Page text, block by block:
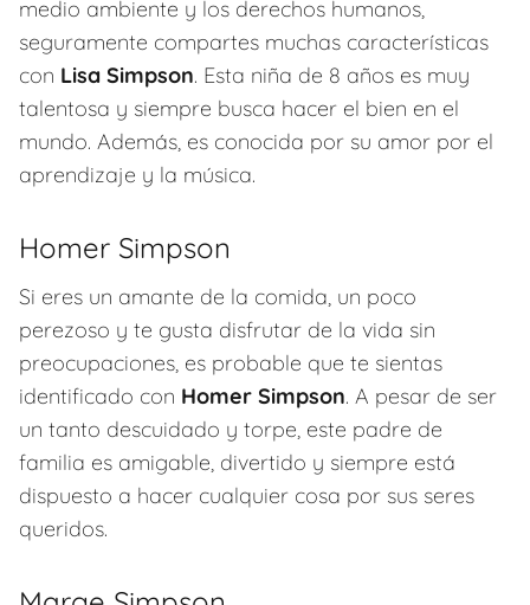
medio ambiente y los derechos humanos,
seguramente compartes muchas características
con Lisa Simpson. Esta niña de 8 años es muy
talentosa y siempre busca hacer el bien en el
mundo. Además, es conocida por su amor por el
aprendizaje y la música.
Homer Simpson
Si eres un amante de la comida, un poco
perezoso y te gusta disfrutar de la vida sin
preocupaciones, es probable que te sientas
identificado con Homer Simpson. A pesar de ser
un tanto descuidado y torpe, este padre de
familia es amigable, divertido y siempre está
dispuesto a hacer cualquier cosa por sus seres
queridos.